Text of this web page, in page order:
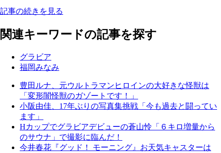
記事の続きを見る
関連キーワードの記事を探す
グラビア
福岡みなみ
豊田ルナ、元ウルトラマンヒロインの大好きな怪獣は
「変形闇怪獣のガゾートです！」
小阪由佳、17年ぶりの写真集挑戦「今も過去と闘ってい
ます」
Hカップでグラビアデビューの蒼山怜「６キロ増量から
のサウナ」で撮影に臨んだ！
今井春花『グッド！ モーニング』お天気キャスターは